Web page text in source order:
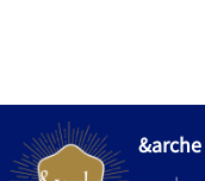
&arche